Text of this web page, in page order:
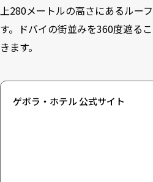
上280メートルの高さにあるルー
す。ドバイの街並みを360度遮る
きます。
ゲボラ・ホテル 公式サイト